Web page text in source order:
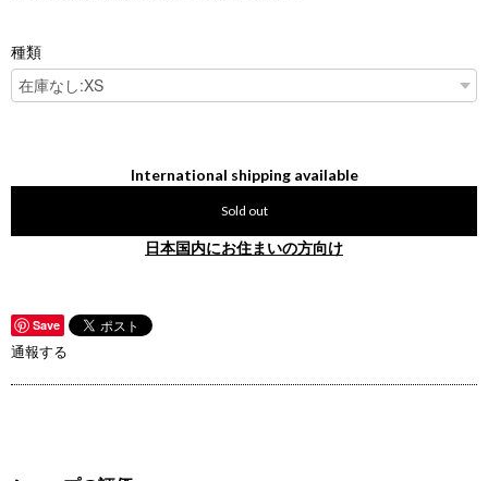
種類
International shipping available
Sold out
日本国内にお住まいの方向け
Save
通報する